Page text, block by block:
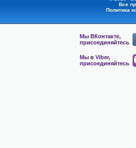
Все
Политика
Мы ВКонтакте,
присоединяйтесь
Мы в Viber,
присоединяйтесь